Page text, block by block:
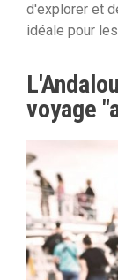
d'explorer et
idéale pour
voyage